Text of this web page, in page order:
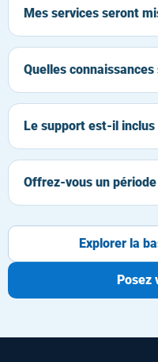
Mes services seront
Quelles
Le support est-il inclus
Offrez-vous un
Explorer la
Posez